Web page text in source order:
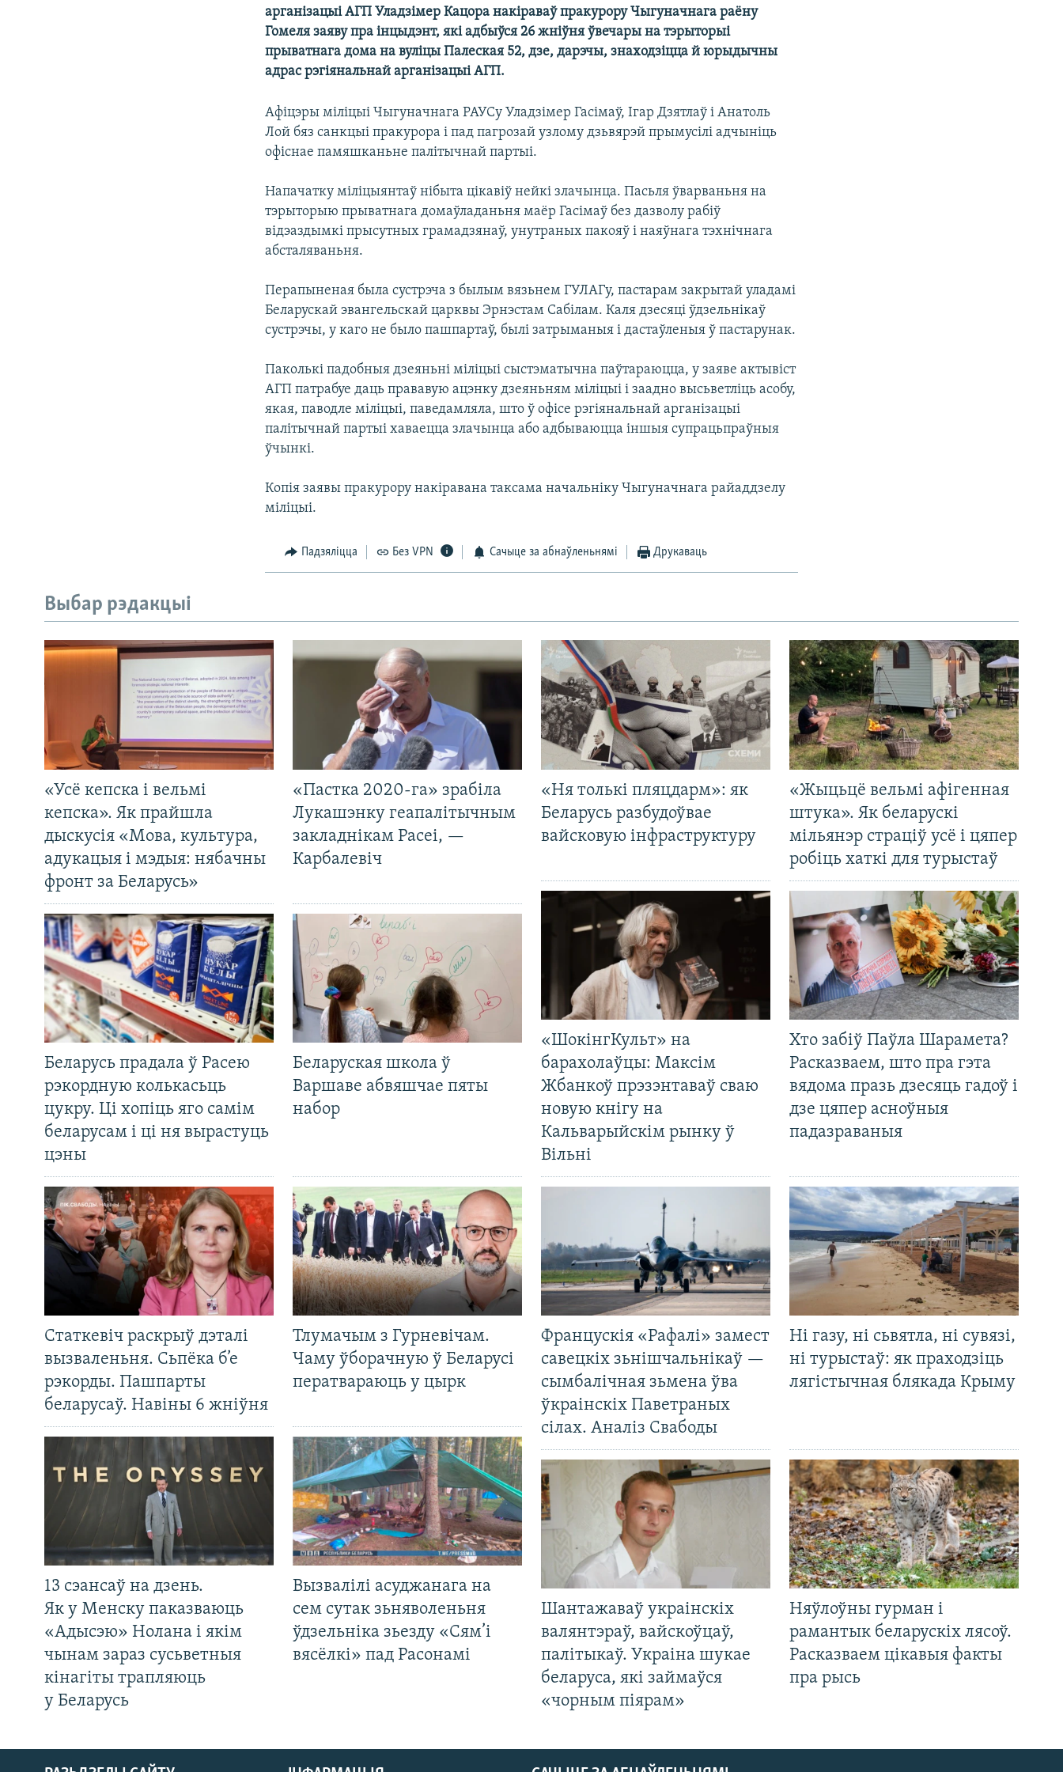
арганізацыі АГП Уладзімер Кацора накіраваў пракурору Чыгуначнага раёну
Гомеля заяву пра інцыдэнт, які адбыўся 26 жніўня ўвечары на тэрыторыі
прыватнага дома на вуліцы Палеская 52, дзе, дарэчы, знаходзіцца й юрыдычны
адрас рэгіянальнай арганізацыі АГП.
Афіцэры міліцыі Чыгуначнага РАУСу Уладзімер Гасімаў, Ігар Дзятлаў і Анатоль
Лой бяз санкцыі пракурора і пад пагрозай узлому дзьвярэй прымусілі адчыніць
офіснае памяшканьне палітычнай партыі.
Напачатку міліцыянтаў нібыта цікавіў нейкі злачынца. Пасьля ўварваньня на
тэрыторыю прыватнага домаўладаньня маёр Гасімаў без дазволу рабіў
відэаздымкі прысутных грамадзянаў, унутраных пакояў і наяўнага тэхнічнага
абсталяваньня.
Перапыненая была сустрэча з былым вязьнем ГУЛАГу, пастарам закрытай уладамі
Беларускай эвангельскай царквы Эрнэстам Сабілам. Каля дзесяці ўдзельнікаў
сустрэчы, у каго не было пашпартаў, былі затрыманыя і дастаўленыя ў пастарунак.
Паколькі падобныя дзеяньні міліцыі сыстэматычна паўтараюцца, у заяве актывіст
АГП патрабуе даць прававую ацэнку дзеяньням міліцыі і заадно высьветліць асобу,
якая, паводле міліцыі, паведамляла, што ў офісе рэгіянальнай арганізацыі
палітычнай партыі хаваецца злачынца або адбываюцца іншыя супрацьпраўныя
ўчынкі.
Копія заявы пракурору накіравана таксама начальніку Чыгуначнага райаддзелу
міліцыі.
Падзяліцца Без VPN Сачыце за абнаўленьнямі Друкаваць
Выбар рэдакцыі
«Усё кепска і вельмі
кепска». Як прайшла
дыскусія «Мова, культура,
адукацыя і мэдыя: нябачны
фронт за Беларусь»
«Пастка 2020-га» зрабіла
Лукашэнку геапалітычным
закладнікам Расеі, —
Карбалевіч
Беларусь прадала ў Расею
рэкордную колькасьць
цукру. Ці хопіць яго самім
беларусам і ці ня вырастуць
цэны
Беларуская школа ў
Варшаве абвяшчае пяты
набор
Статкевіч раскрыў дэталі
вызваленьня. Сьпёка б’е
рэкорды. Пашпарты
беларусаў. Навіны 6 жніўня
Тлумачым з Гурневічам.
Чаму ўборачную ў Беларусі
ператвараюць у цырк
13 сэансаў на дзень.
Як у Менску паказваюць
«Адысэю» Нолана і якім
чынам зараз сусьветныя
кінагіты трапляюць
у Беларусь
Вызвалілі асуджанага на
сем сутак зьняволеньня
ўдзельніка зьезду «Сям’і
вясёлкі» пад Расонамі
«Ня толькі пляцдарм»: як
Беларусь разбудоўвае
вайсковую інфраструктуру
«Жыцьцё вельмі афігенная
штука». Як беларускі
мільянэр страціў усё і цяпер
робіць хаткі для турыстаў
«ШокінгКульт» на
барахолаўцы: Максім
Жбанкоў прэзэнтаваў сваю
новую кнігу на
Кальварыйскім рынку ў
Вільні
Хто забіў Паўла Шарамета?
Расказваем, што пра гэта
вядома празь дзесяць гадоў і
дзе цяпер асноўныя
падазраваныя
Францускія «Рафалі» замест
савецкіх зьнішчальнікаў —
сымбалічная зьмена ўва
ўкраінскіх Паветраных
сілах. Аналіз Свабоды
Ні газу, ні сьвятла, ні сувязі,
ні турыстаў: як праходзіць
лягістычная блякада Крыму
Шантажаваў украінскіх
валянтэраў, вайскоўцаў,
палітыкаў. Украіна шукае
беларуса, які займаўся
«чорным піярам»
Няўлоўны гурман і
рамантык беларускіх лясоў.
Расказваем цікавыя факты
пра рысь